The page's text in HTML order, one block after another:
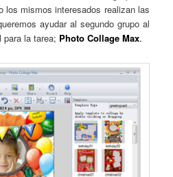
los mismos interesados realizan las
ayudar al segundo grupo al
para la tarea; Photo Collage Max.